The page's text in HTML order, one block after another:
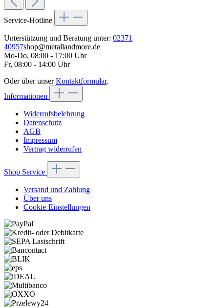
Service-Hotline
Unterstützung und Beratung unter: 02371
40957shop@metallandmore.de
Mo-Do, 08:00 - 17:00 Uhr
Fr, 08:00 - 14:00 Uhr
Oder über unserKontaktformular.
Informationen
Widerrufsbelehrung
Datenschutz
AGB
Impressum
Vertrag widerrufen
Shop Service
Versand und Zahlung
Über uns
Cookie-Einstellungen